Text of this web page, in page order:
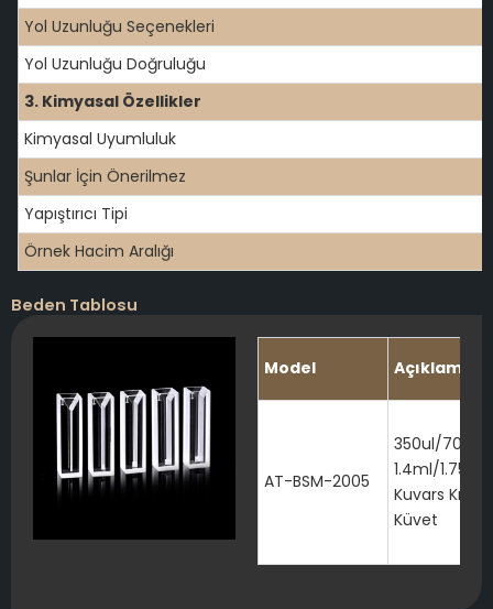
Yol Uzunluğu Seçenekleri
Yol Uzunluğu Doğruluğu
3. Kimyasal Özellikler
Kimyasal Uyumluluk
Şunlar İçin Önerilmez
Yapıştırıcı Tipi
Örnek Hacim Aralığı
Beden Tablosu
Model Açıklama
AT-BSM-2005
350ul/
1.4ml/1.75ml
Kuvars
Küvet